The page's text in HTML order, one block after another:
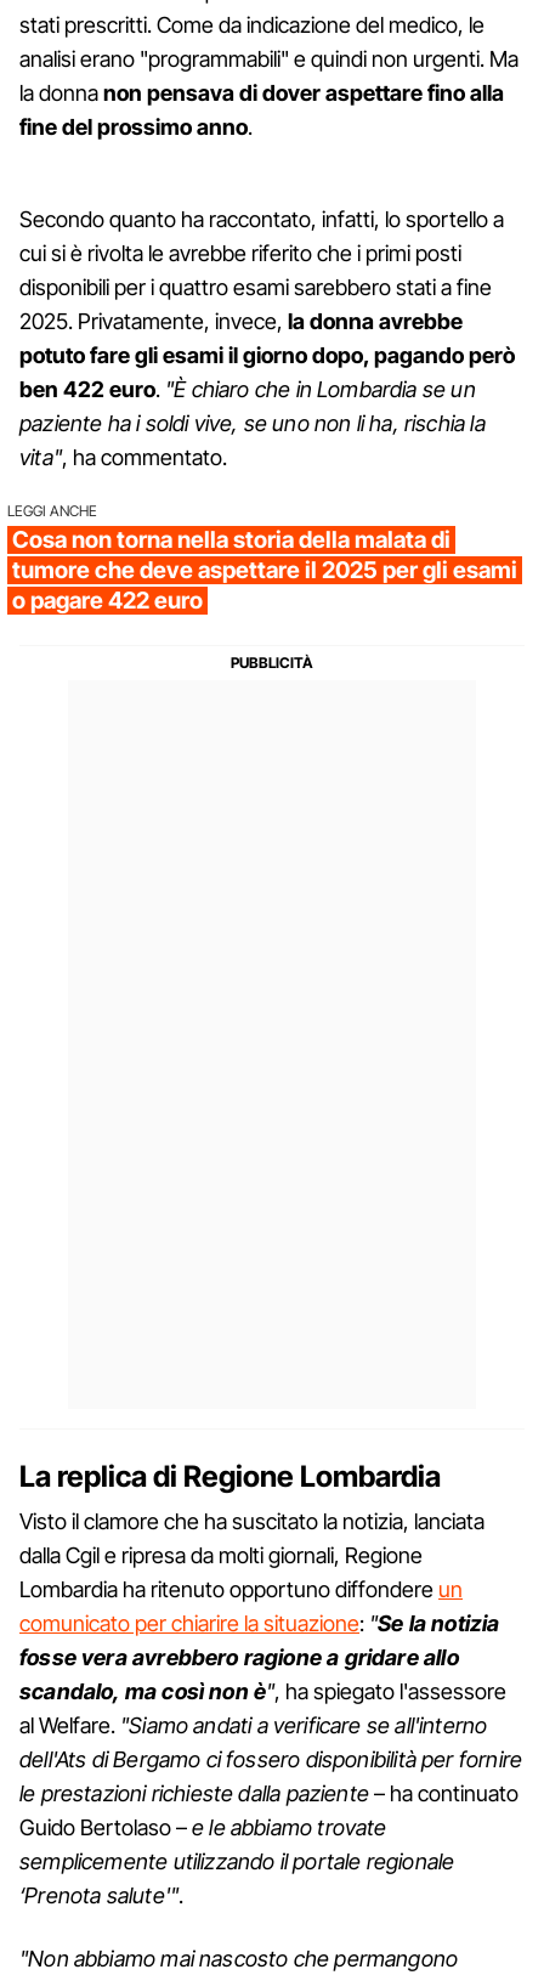
stati prescritti. Come da indicazione del medico, le
analisi erano "programmabili" e quindi non urgenti. Ma
la donnanon pensava di dover aspettare fino alla
fine del prossimo anno.
Secondo quanto ha raccontato, infatti, lo sportello a
cui si è rivolta le avrebbe riferito che i primi posti
disponibili per i quattro esami sarebbero stati a fine
2025. Privatamente, invece, la donna avrebbe
potuto fare gli esami il giorno dopo, pagando però
ben 422 euro. "È chiaro che in Lombardia se un
paziente ha i soldi vive, se uno non li ha, rischia la
vita", ha commentato.
LEGGI ANCHE
Cosa non torna nella storia della malata di
tumore che deve aspettare il 2025 per gli esami
o pagare 422 euro
La replica di Regione Lombardia
Visto il clamore che ha suscitato la notizia, lanciata
dalla Cgil e ripresa da molti giornali, Regione
Lombardia ha ritenuto opportuno diffondere un
comunicato per chiarire la situazione: "Se la notizia
fosse vera avrebbero ragione a gridare allo
scandalo, ma così non è", ha spiegato l'assessore
al Welfare. "Siamo andati a verificare se all'interno
dell'Ats di Bergamo ci fossero disponibilità per fornire
le prestazioni richieste dalla paziente– ha continuato
Guido Bertolaso –e le abbiamo trovate
semplicemente utilizzando il portale regionale
‘Prenota salute'".
"Non abbiamo mai nascosto che permangono